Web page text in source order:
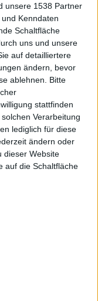
unsere 1538 Partner
Kenndaten
Schaltfläche
uns und unsere
auf detailliertere
ändern, bevor
ablehnen.
Bitte
stattfinden
Verarbeitung
lediglich für diese
ändern oder
dieser Website
auf die Schaltfläche
World” verweisen
Atmosphäre. Der
insgesamt
einfach auch
Standard hat
hin oder
herangehen,
Die Frage, die
von einem neuen
Metal?
selbst zu, dass die